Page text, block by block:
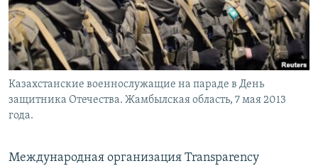
Казахстанские военнослужащие на параде в День
защитника Отечества. Жамбылская область, 7 мая 2013
года.
Международная организация Transparency